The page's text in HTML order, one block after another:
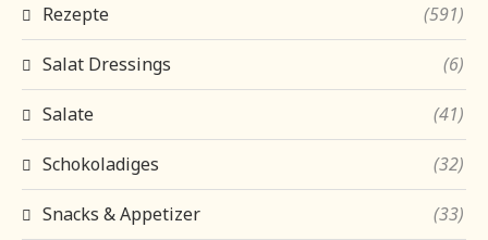
Rezepte (591)
Salat Dressings (6)
Salate (41)
Schokoladiges (32)
Snacks & Appetizer (33)